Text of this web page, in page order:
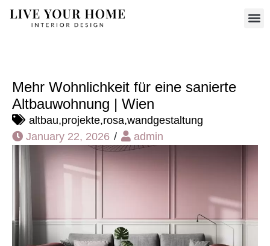
Mehr Wohnlichkeit für eine sanierte
Altbauwohnung | Wien
altbau,projekte,rosa,wandgestaltung
January 22, 2026 / admin